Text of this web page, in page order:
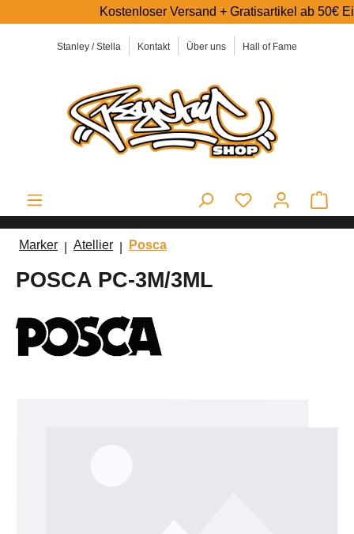
Stanley / Stella Kontakt Über uns Hall of Fame
Kostenloser Versand + Gratisartikel ab 50€
Marker Atellier Posca
POSCA PC-3M/3ML